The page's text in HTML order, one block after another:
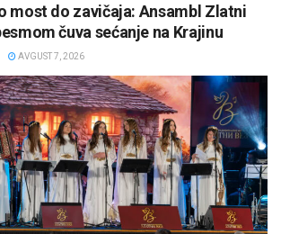
most do zavičaja: Ansambl Zlatni
čuva sećanje na Krajinu
AVGUST 7, 2026